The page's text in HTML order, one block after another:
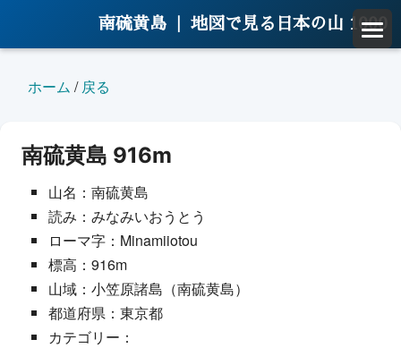
南硫黄島 | 地図で見る日本の山 1000
ホーム /戻る
南硫黄島 916m
山名：南硫黄島
読み：みなみいおうとう
ローマ字：Minamiiotou
標高：916m
山域：小笠原諸島（南硫黄島）
都道府県：東京都
カテゴリー：